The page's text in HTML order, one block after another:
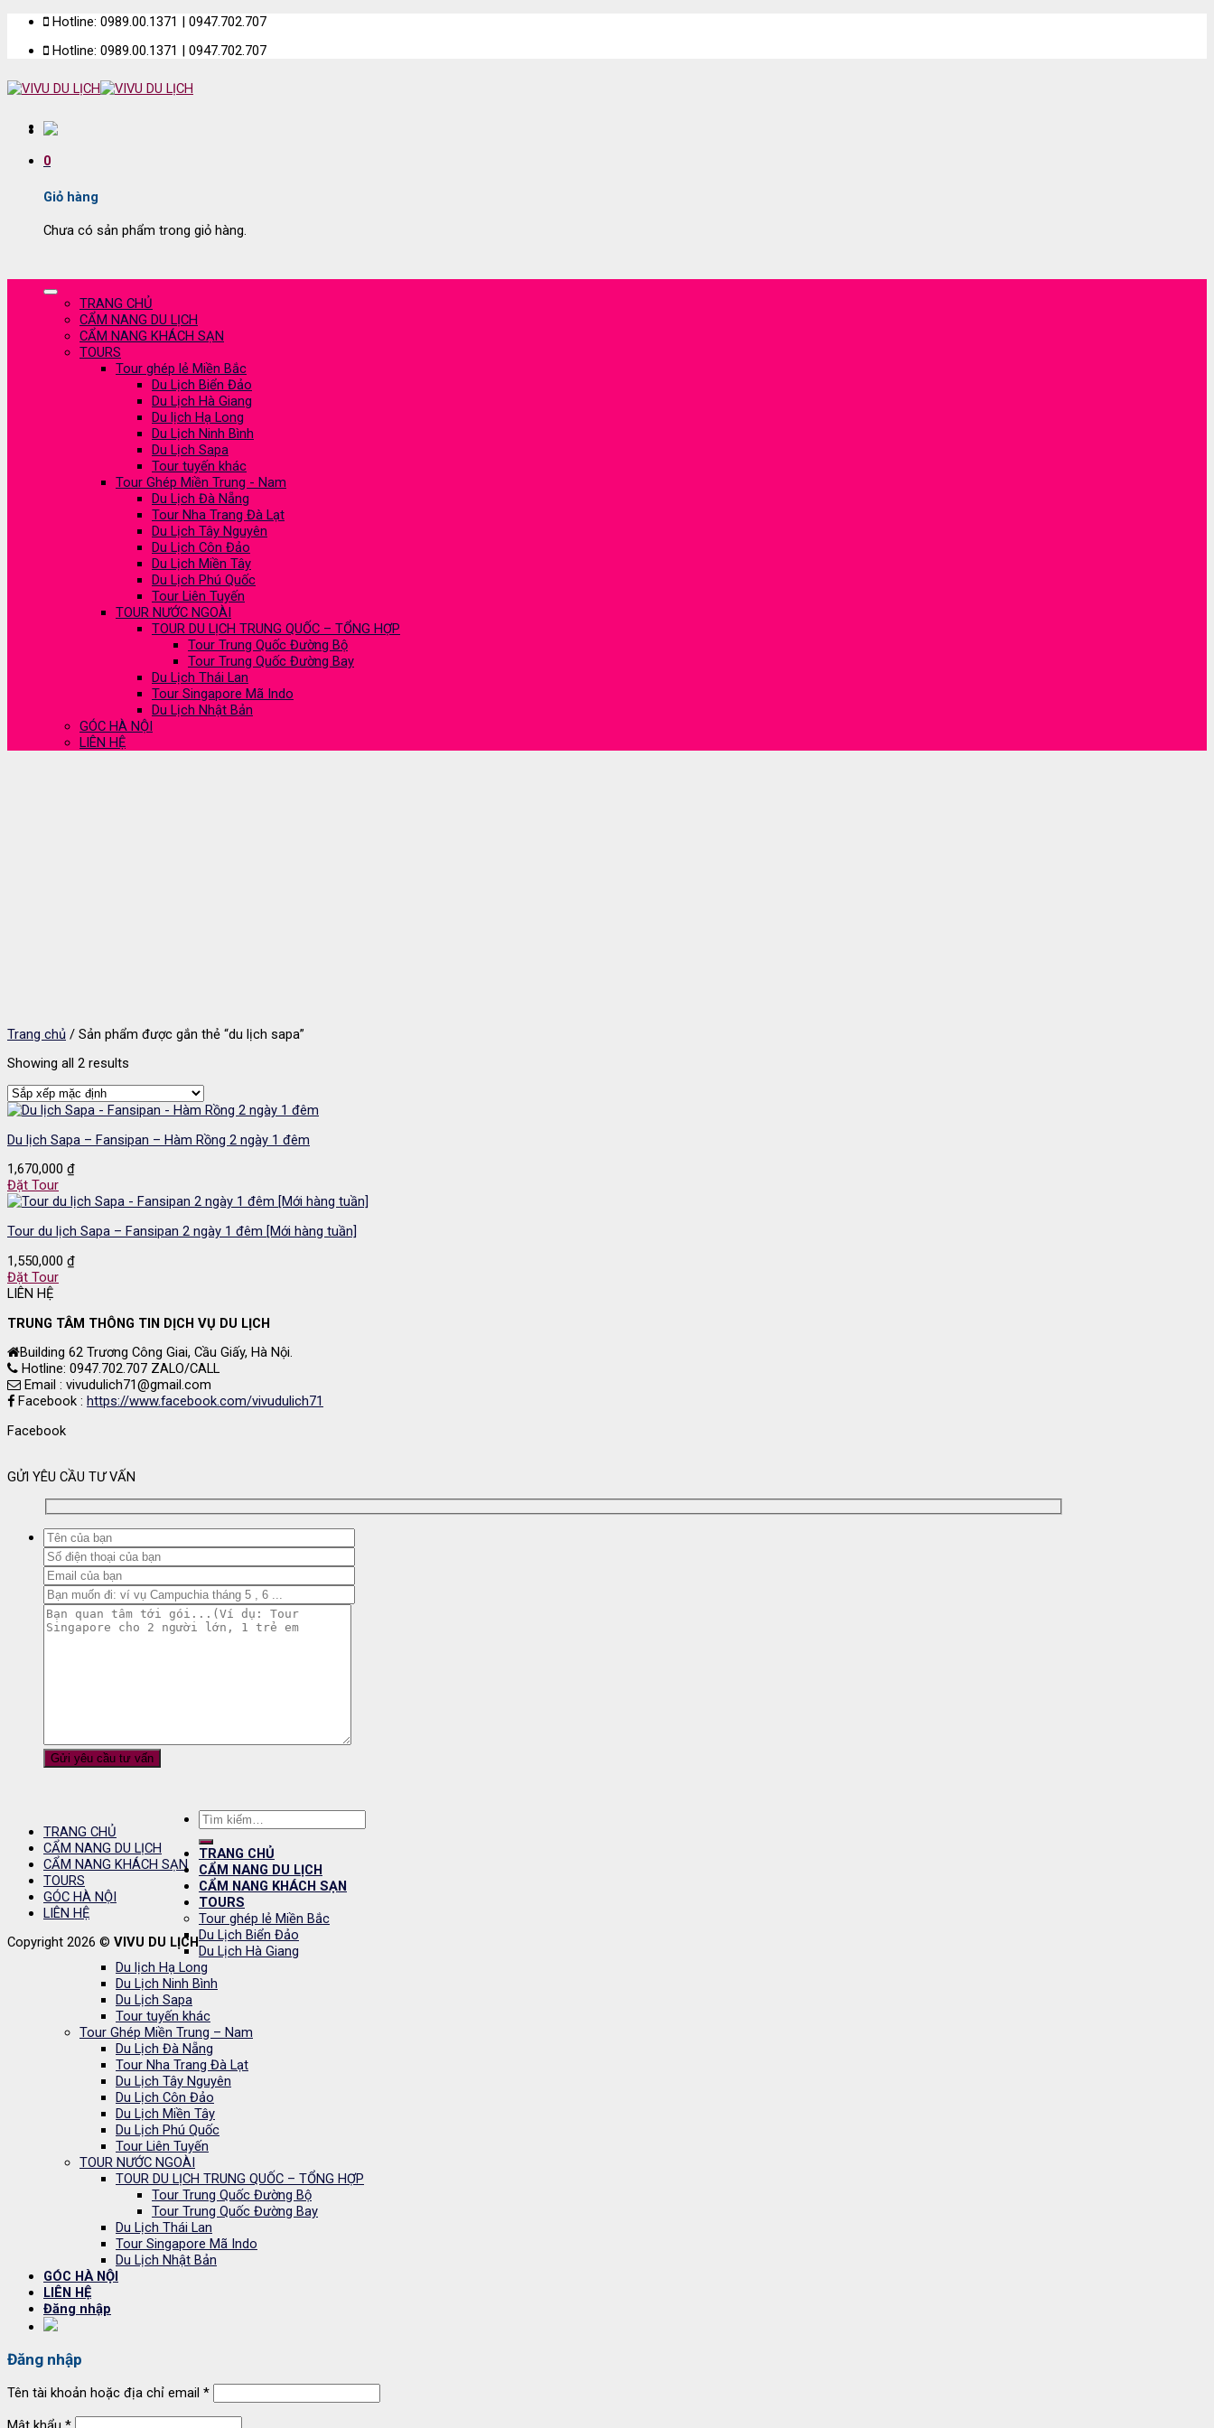
Skip
content
Hotline: 0989.00.1371 | 0947.702.707
Hotline: 0989.00.1371 | 0947.702.707
0
Giỏ hàng
Chưa có sản phẩm trong giỏ hàng.
TRANG CHỦ
CẨM NANG DU LỊCH
CẨM NANG KHÁCH SẠN
TOURS
Tour ghép lẻ Miền Bắc
Du Lịch Biển Đảo
Du Lịch Hà Giang
Du lịch Hạ Long
Du Lịch Ninh Bình
Du Lịch Sapa
Tour tuyến khác
Tour Ghép Miền Trung - Nam
Du Lịch Đà Nẵng
Tour Nha Trang Đà Lạt
Du Lịch Tây Nguyên
Du Lịch Côn Đảo
Du Lịch Miền Tây
Du Lịch Phú Quốc
Tour Liên Tuyến
TOUR NƯỚC NGOÀI
TOUR DU LỊCH TRUNG QUỐC – TỔNG HỢP
Tour Trung Quốc Đường Bộ
Tour Trung Quốc Đường Bay
Du Lịch Thái Lan
Tour Singapore Mã Indo
Du Lịch Nhật Bản
GÓC HÀ NỘI
LIÊN HỆ
Trang chủ / Sản phẩm được gắn thẻ “du lịch sapa”
Showing all 2 results
Du lịch Sapa – Fansipan – Hàm Rồng 2 ngày 1 đêm
1,670,000 ₫
Đặt Tour
Tour du lịch Sapa – Fansipan 2 ngày 1 đêm [Mới hàng tuần]
1,550,000 ₫
Đặt Tour
LIÊN HỆ
TRUNG TÂM THÔNG TIN DỊCH VỤ DU LỊCH
Building 62 Trương Công Giai, Cầu Giấy, Hà Nội.
Hotline: 0947.702.707 ZALO/CALL
Email : vivudulich71@gmail.com
Facebook : https://www.facebook.com/vivudulich71
Facebook
GỬI YÊU CẦU TƯ VẤN
TRANG CHỦ
CẨM NANG DU LỊCH
CẨM NANG KHÁCH SẠN
TOURS
GÓC HÀ NỘI
LIÊN HỆ
Copyright 2026 © VIVU DU LỊCH
Tìm
kiếm:
TRANG CHỦ
CẨM NANG DU LỊCH
CẨM NANG KHÁCH SẠN
TOURS
Tour ghép lẻ Miền Bắc
Du Lịch Biển Đảo
Du Lịch Hà Giang
Du lịch Hạ Long
Du Lịch Ninh Bình
Du Lịch Sapa
Tour tuyến khác
Tour Ghép Miền Trung – Nam
Du Lịch Đà Nẵng
Tour Nha Trang Đà Lạt
Du Lịch Tây Nguyên
Du Lịch Côn Đảo
Du Lịch Miền Tây
Du Lịch Phú Quốc
Tour Liên Tuyến
TOUR NƯỚC NGOÀI
TOUR DU LỊCH TRUNG QUỐC – TỔNG HỢP
Tour Trung Quốc Đường Bộ
Tour Trung Quốc Đường Bay
Du Lịch Thái Lan
Tour Singapore Mã Indo
Du Lịch Nhật Bản
GÓC HÀ NỘI
LIÊN HỆ
Đăng nhập
Đăng nhập
Tên tài khoản hoặc địa chỉ email *